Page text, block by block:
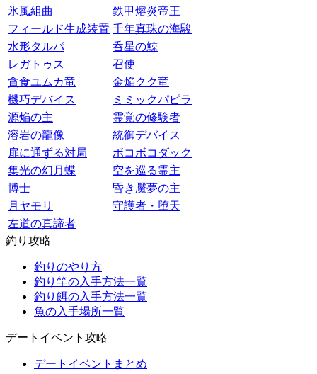
氷風組曲
鉄甲熔炎帝王
フィールド生成装置 千年真珠の海駿
水形タルパ
呑星の鯨
レガトゥス
召使
貪食ユムカ竜
金焔クク竜
機巧デバイス
ミミックパピラ
源焔の主
霊覚の修験者
溶岩の龍像
統御デバイス
扉に通ずる対局
ボコボコダック
集光の幻月蝶
空を巡る霊主
博士
昏き魘夢の主
月ヤモリ
守護者・堕天
左道の真諦者
釣り攻略
釣りのやり方
釣り竿の入手方法一覧
釣り餌の入手方法一覧
魚の入手場所一覧
デートイベント攻略
デートイベントまとめ